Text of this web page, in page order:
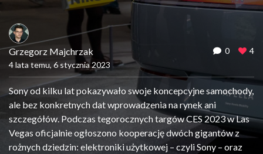
Grzegorz Majchrzak
4 lata temu, 6 stycznia 2023
0 4
Sony od kilku lat pokazywało swoje koncepcyjne samochody,
ale bez konkretnych dat wprowadzenia na rynek ani
szczegółów. Podczas tegorocznych targów CES 2023 w Las
Vegas oficjalnie ogłoszono kooperację dwóch gigantów z
rożnych dziedzin: elektroniki użytkowej – czyli Sony – oraz